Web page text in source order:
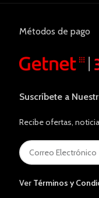
Métodos de pago
Suscríbete a
Recibe ofertas,
Ver Términos y